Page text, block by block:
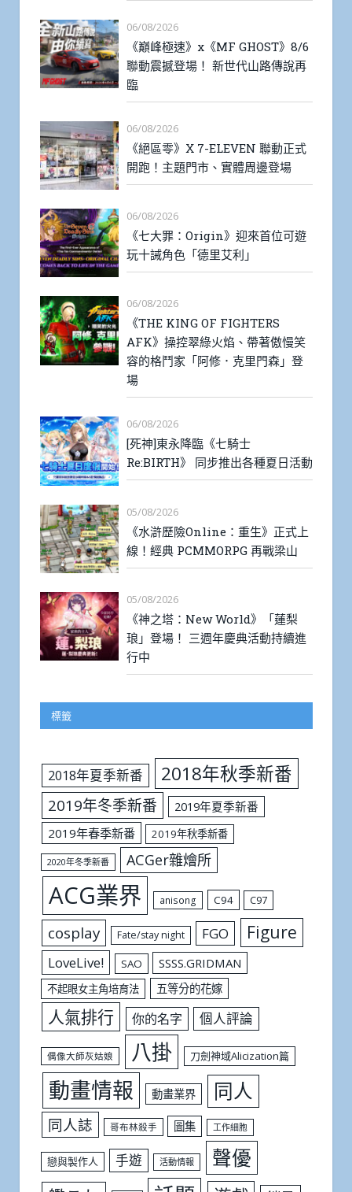
06/08/2026
《巔峰極速》x《MF GHOST》8/6
聯動震撼登場！ 新世代山路傳說再
臨
06/08/2026
《絕區零》X 7-ELEVEN 聯動正式
開跑！主題門市、實體周邊登場
06/08/2026
《七大罪：Origin》迎來首位可遊
玩十誡角色「德里艾利」
06/08/2026
《THE KING OF FIGHTERS
AFK》操控翠綠火焰、帶著傲慢笑
容的格鬥家「阿修．克里門森」登
場
06/08/2026
[死神]東永降臨《七騎士
Re:BIRTH》 同步推出各種夏日活動
05/08/2026
《水滸歷險Online：重生》正式上
線！經典 PCMMORPG 再戰梁山
05/08/2026
《神之塔：New World》「蓮梨
琅」登場！ 三週年慶典活動持續進
行中
標籤
2018年夏季新番 2018年秋季新番
2019年冬季新番
2019年夏季新番
2019年春季新番
2019年秋季新番
2020年冬季新番 ACGer雜燴所
ACG業界 anisong C94 C97
cosplay Fate/stay night FGO Figure
LoveLive! SAO SSSS.GRIDMAN
不起眼女主角培育法 五等分的花嫁
人氣排行 你的名字 個人評論
偶像大師灰姑娘 八掛 刀劍神域Alicization篇
動畫情報 動畫業界 同人
同人誌 哥布林殺手 圖集 工作細胞
戀與製作人 手遊 活動情報 聲優